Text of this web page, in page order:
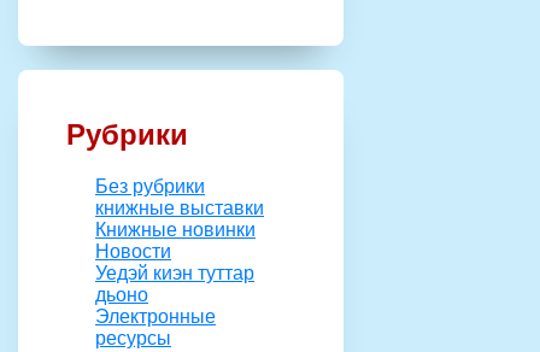
Рубрики
Без рубрики
книжные выставки
Книжные новинки
Новости
Уедэй киэн туттар
дьоно
Электронные
ресурсы